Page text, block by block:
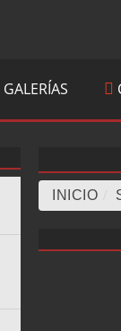
GALERÍAS
INICIO